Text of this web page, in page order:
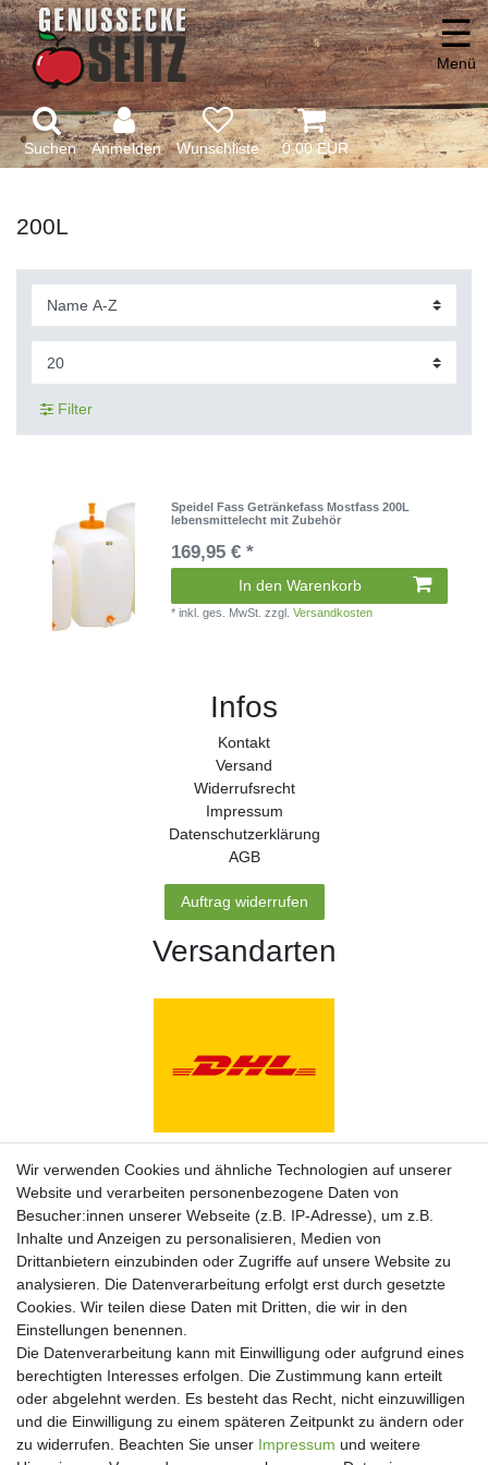
Suchen Anmelden 0,00 EUR
☰
Menü
200L
Filter
Speidel Fass Getränkefass Mostfass 200L
lebensmittelecht mit Zubehör
169,95 € *
In den Warenkorb
*inkl. ges. MwSt. zzgl.Versandkosten
Infos
Kontakt
Versand
Widerrufs­recht
Impressum
Daten­schutz­erklärung
AGB
Auftrag widerrufen
Versandarten
Zahlungsarten
Newsletter
Wir verwenden Cookies und ähnliche Technologien auf unserer
Website und verarbeiten personenbezogene Daten von
Besucher:innen unserer Webseite (z.B. IP-Adresse), um z.B.
Inhalte und Anzeigen zu personalisieren, Medien von
Drittanbietern einzubinden oder Zugriffe auf unsere Website zu
analysieren. Die Datenverarbeitung erfolgt erst durch gesetzte
Cookies. Wir teilen diese Daten mit Dritten, die wir in den
Einstellungen benennen.
Die Datenverarbeitung kann mit Einwilligung oder aufgrund eines
berechtigten Interesses erfolgen. Die Zustimmung kann erteilt
oder abgelehnt werden. Es besteht das Recht, nicht einzuwilligen
und die Einwilligung zu einem späteren Zeitpunkt zu ändern oder
zu widerrufen. Beachten Sie unser Impressum und weitere